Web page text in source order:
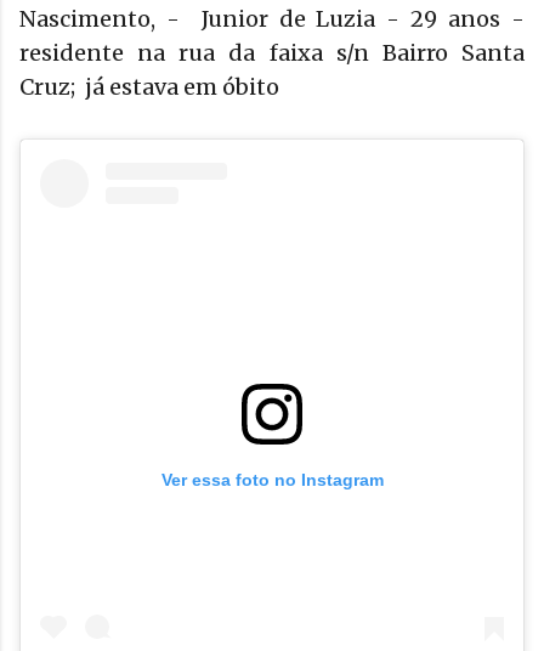
Nascimento, - Junior de Luzia - 29 anos -
residente na rua da faixa s/n Bairro Santa
Cruz; já estava em óbito
Ver essa foto no Instagram